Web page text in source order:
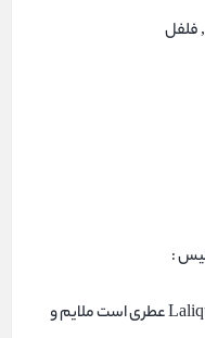
فلفل
:
عطر ادکلن لالیک آمیتیس-Lalique Amethyst عطری است ملایم و